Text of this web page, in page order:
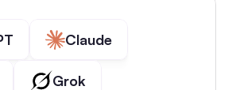
Claude
Grok